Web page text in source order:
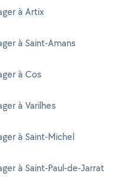
à Artix
à Saint-Amans
à Cos
à Varilhes
à Saint-Michel
à Saint-Paul-de-Jarrat